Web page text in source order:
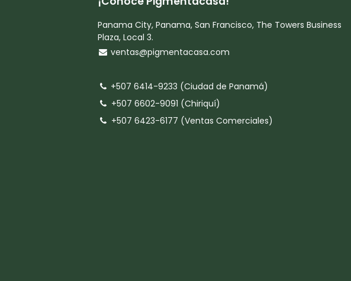
Panama City, Panama, San Francisco, The Towers Business
Plaza, Local 3.
ventas@pigmentacasa.com
+507 6414-9233 (Ciudad de Panamá)
+507 6602-9091 (Chiriquí)
+507 6423-6177 (Ventas Comerciales)